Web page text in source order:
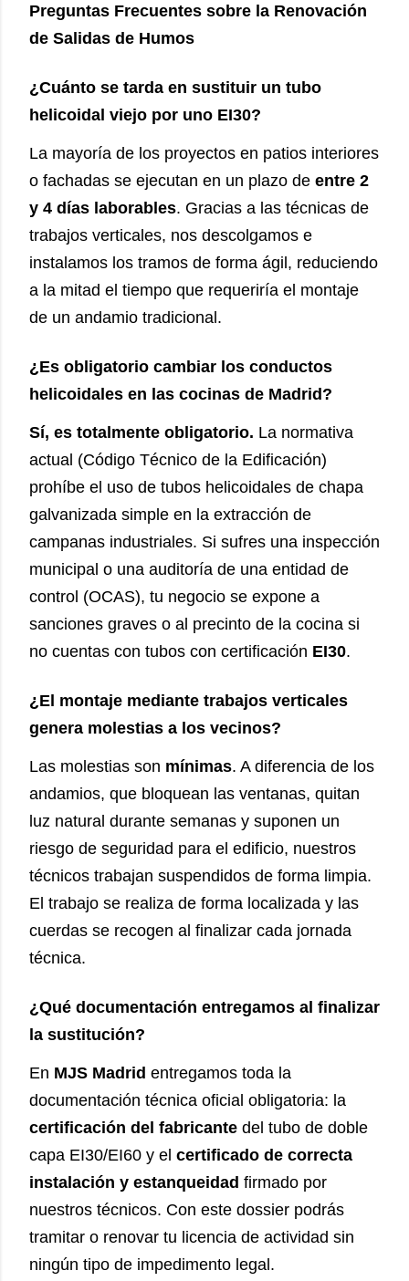
Preguntas Frecuentes sobre la Renovación
de Salidas de Humos
¿Cuánto se tarda en sustituir un tubo
helicoidal viejo por uno EI30?
La mayoría de los proyectos en patios interiores
o fachadas se ejecutan en un plazo de entre 2
y 4 días laborables. Gracias a las técnicas de
trabajos verticales, nos descolgamos e
instalamos los tramos de forma ágil, reduciendo
a la mitad el tiempo que requeriría el montaje
de un andamio tradicional.
¿Es obligatorio cambiar los conductos
helicoidales en las cocinas de Madrid?
Sí, es totalmente obligatorio. La normativa
actual (Código Técnico de la Edificación)
prohíbe el uso de tubos helicoidales de chapa
galvanizada simple en la extracción de
campanas industriales. Si sufres una inspección
municipal o una auditoría de una entidad de
control (OCAS), tu negocio se expone a
sanciones graves o al precinto de la cocina si
no cuentas con tubos con certificación EI30.
¿El montaje mediante trabajos verticales
genera molestias a los vecinos?
Las molestias son mínimas. A diferencia de los
andamios, que bloquean las ventanas, quitan
luz natural durante semanas y suponen un
riesgo de seguridad para el edificio, nuestros
técnicos trabajan suspendidos de forma limpia.
El trabajo se realiza de forma localizada y las
cuerdas se recogen al finalizar cada jornada
técnica.
¿Qué documentación entregamos al finalizar
la sustitución?
En MJS Madrid entregamos toda la
documentación técnica oficial obligatoria: la
certificación del fabricante del tubo de doble
capa EI30/EI60 y el certificado de correcta
instalación y estanqueidad firmado por
nuestros técnicos. Con este dossier podrás
tramitar o renovar tu licencia de actividad sin
ningún tipo de impedimento legal.